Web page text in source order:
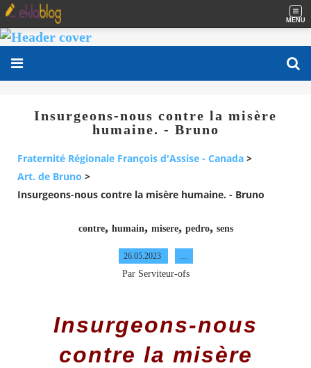
MENU
Insurgeons-nous contre la misère
humaine. - Bruno
Fraternité Régionale François d'Assise - Canada >
Art. de Bruno >
Insurgeons-nous contre la misère humaine. - Bruno
contre, humain, misere, pedro, sens
26.05.2023
Par Serviteur-ofs
Insurgeons-nous
contre la misère